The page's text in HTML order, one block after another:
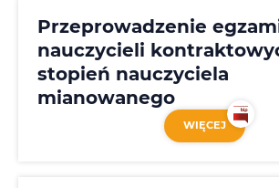
Przeprowadzenie
nauczycieli
stopień nauczyciela
mianowanego
WIĘCEJ